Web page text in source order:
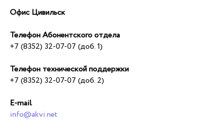
Офис Цивильск
Телефон Абонентского отдела
+7 (8352) 32-07-07 (доб. 1)
Телефон технической поддержки
+7 (8352) 32-07-07 (доб. 2)
E-mail
info@akvi.net